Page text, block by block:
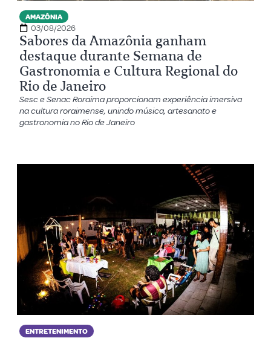
AMAZÔNIA
03/08/2026
Sabores da Amazônia ganham
destaque durante Semana de
Gastronomia e Cultura Regional do
Rio de Janeiro
Sesc e Senac Roraima proporcionam experiência imersiva
na cultura roraimense, unindo música, artesanato e
gastronomia no Rio de Janeiro
ENTRETENIMENTO